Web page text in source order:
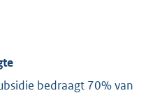
bedraagt 70% van